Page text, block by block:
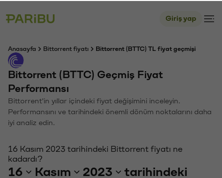
Giriş yap
Anasayfa Bittorrent fiyatı Bittorrent (BTTC) TL fiyat geçmişi
Bittorrent (BTTC) Geçmiş Fiyat
Performansı
Bittorrent'in yıllar içindeki fiyat değişimini inceleyin.
Performansını ve tarihindeki önemli dönüm noktalarını daha
iyi analiz edin.
16 Kasım 2023 tarihindeki Bittorrent fiyatı ne
kadardı?
16 Kasım 2023
tarihindeki